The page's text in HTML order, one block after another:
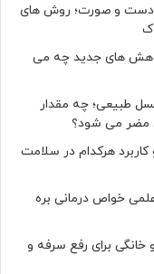
دست و صورت؛ روش های
های جدید چه می
طبیعی؛ چه مقدار
مضر می شود؟
کاربرد هرکدام در سلامت
خواص درمانی بره
۷ روش طبیعی و خانگی برای رفع سرفه و